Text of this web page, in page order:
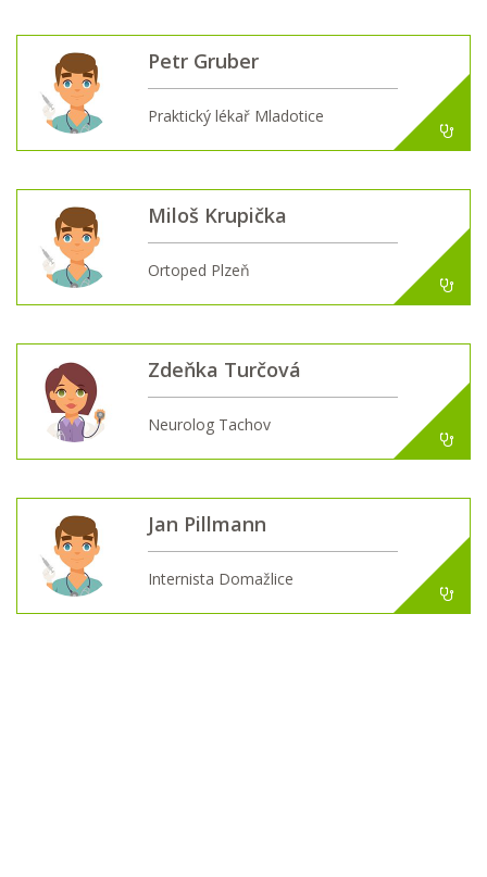
Petr Gruber
Praktický lékař Mladotice
Miloš Krupička
Ortoped Plzeň
Zdeňka Turčová
Neurolog Tachov
Jan Pillmann
Internista Domažlice